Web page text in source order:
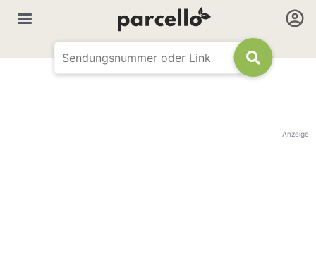
Anzeige